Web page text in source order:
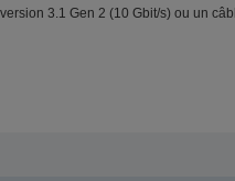
3.1 Gen 2 (10 Gbit/s) ou un